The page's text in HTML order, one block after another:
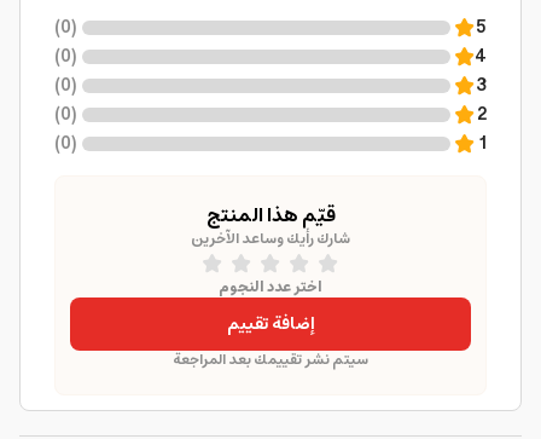
5
(
0
)
4
(
0
)
3
(
0
)
2
(
0
)
1
(
0
)
قيّم هذا المنتج
شارك رأيك وساعد الآخرين
اختر عدد النجوم
إضافة تقييم
سيتم نشر تقييمك بعد المراجعة